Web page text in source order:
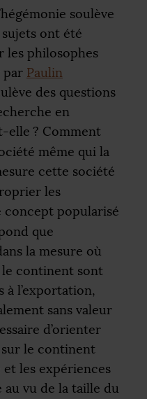
soulève
ont été
les philosophes
par Paulin
des questions
en
elle ? Comment
même qui la
cette société
les
concept popularisé
que
la mesure où
continent sont
l’exportation,
sans valeur
d’orienter
sur le continent
les expériences
au vu de la taille du